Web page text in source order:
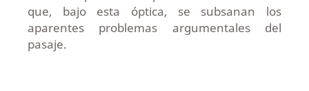
que, bajo esta óptica, se subsanan los
aparentes problemas argumentales del
pasaje.